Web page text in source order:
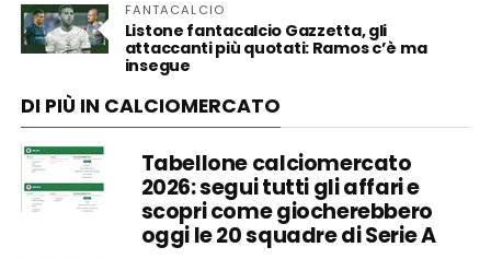
FANTACALCIO
Listone fantacalcio Gazzetta, gli
attaccanti più quotati: Ramos c’è ma
insegue
DI PIÙ IN CALCIOMERCATO
Tabellone calciomercato
2026: segui tutti gli affari e
scopri come giocherebbero
oggi le 20 squadre di Serie A